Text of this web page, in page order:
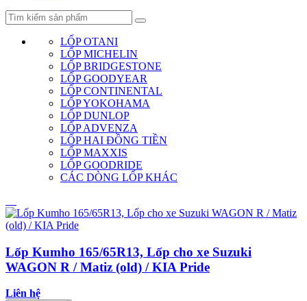
LỐP OTANI
LỐP MICHELIN
LỐP BRIDGESTONE
LỐP GOODYEAR
LỐP CONTINENTAL
LỐP YOKOHAMA
LỐP DUNLOP
LỐP ADVENZA
LỐP HAI ĐỒNG TIỀN
LỐP MAXXIS
LỐP GOODRIDE
CÁC DÒNG LỐP KHÁC
Lốp Kumho 165/65R13, Lốp cho xe Suzuki
WAGON R / Matiz (old) / KIA Pride
Liên hệ